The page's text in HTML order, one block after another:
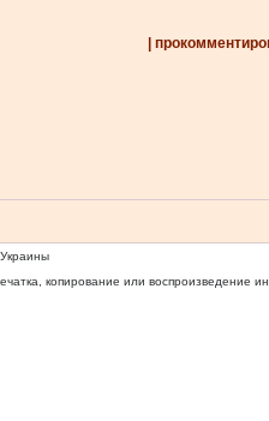
|
копирование или воспроизведение